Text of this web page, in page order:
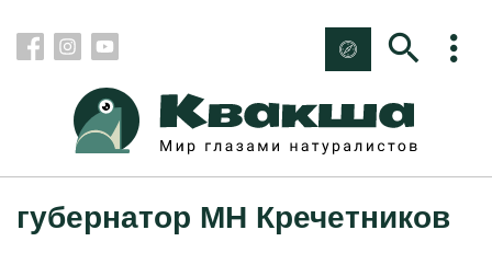
губернатор МН Кречетников